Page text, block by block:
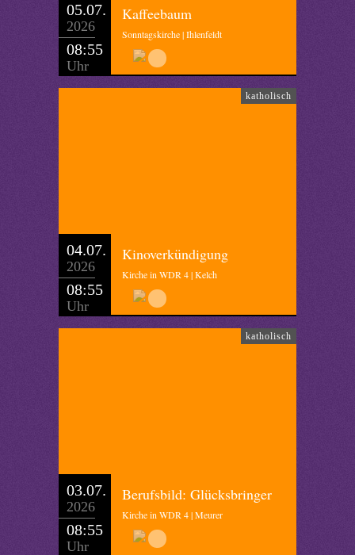
05.07.
2026
08:55
Uhr
Kaffeebaum
Sonntagskirche | Ihlenfeldt
katholisch
04.07.
2026
08:55
Uhr
Kinoverkündigung
Kirche in WDR 4 | Kelch
katholisch
03.07.
2026
08:55
Uhr
Berufsbild: Glücksbringer
Kirche in WDR 4 | Meurer